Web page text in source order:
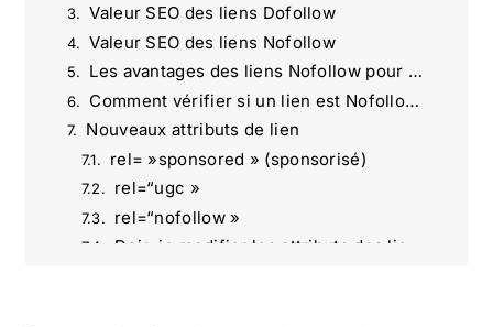
Valeur SEO des liens Dofollow
Valeur SEO des liens Nofollow
Les avantages des liens Nofollow pour le référencement
Comment vérifier si un lien est Nofollow ou Dofollow
Nouveaux attributs de lien
rel= »sponsored » (sponsorisé)
rel=“ugc »
rel=“nofollow »